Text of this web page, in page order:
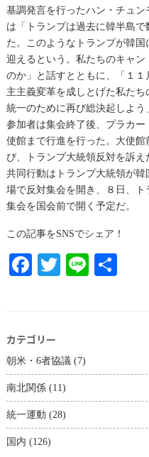
基調発言を行ったハン・チュ
は「トランプは過去に韓半島
た。このようなトランプが韓
迎えるという。私たちのキャ
のか」と話すとともに、「１
主主義変革を成しとげた私た
統一のために再び総決起しよう
参加者は集会終了後、プラカ
使館まで行進を行った。大使
び、トランプ大統領反対を訴え
共同行動はトランプ大統領が
場で反対集会を開き、８日、
集会を国会前で開く予定だ。
この記事をSNSでシェア！
Facebook
Twitter
Line
カテゴリー
朝米・6者協議(7)
南北関係(11)
統一運動 (28)
国内 (126)